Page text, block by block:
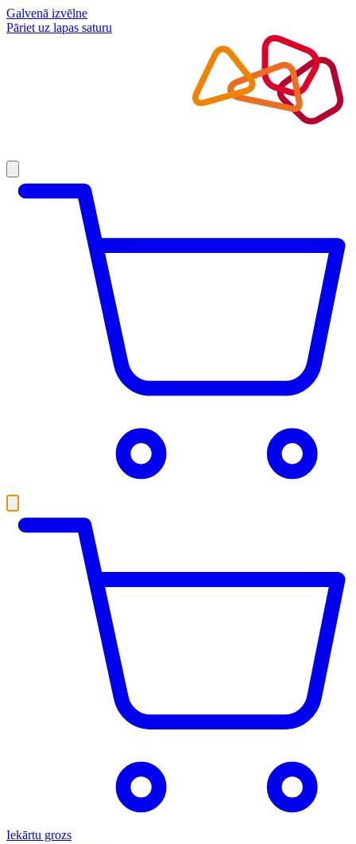
Galvenā izvēlne
Pāriet uz lapas saturu
Iekārtu grozs